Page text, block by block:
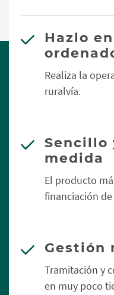
Hazlo
Realiza la
ruralvía.
Sencillo
medida
El producto
financiación
Gestión
Tramitación y
en muy poco